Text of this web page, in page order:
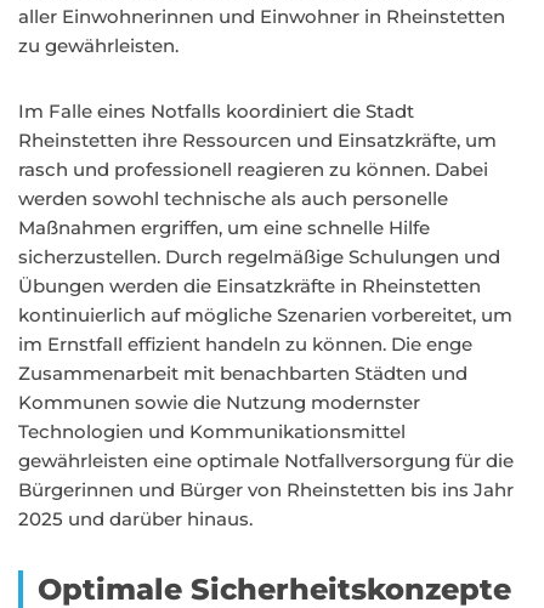
aller Einwohnerinnen und Einwohner in Rheinstetten
zu gewährleisten.
Im Falle eines Notfalls koordiniert die Stadt
Rheinstetten ihre Ressourcen und Einsatzkräfte, um
rasch und professionell reagieren zu können. Dabei
werden sowohl technische als auch personelle
Maßnahmen ergriffen, um eine schnelle Hilfe
sicherzustellen. Durch regelmäßige Schulungen und
Übungen werden die Einsatzkräfte in Rheinstetten
kontinuierlich auf mögliche Szenarien vorbereitet, um
im Ernstfall effizient handeln zu können. Die enge
Zusammenarbeit mit benachbarten Städten und
Kommunen sowie die Nutzung modernster
Technologien und Kommunikationsmittel
gewährleisten eine optimale Notfallversorgung für die
Bürgerinnen und Bürger von Rheinstetten bis ins Jahr
2025 und darüber hinaus.
Optimale Sicherheitskonzepte